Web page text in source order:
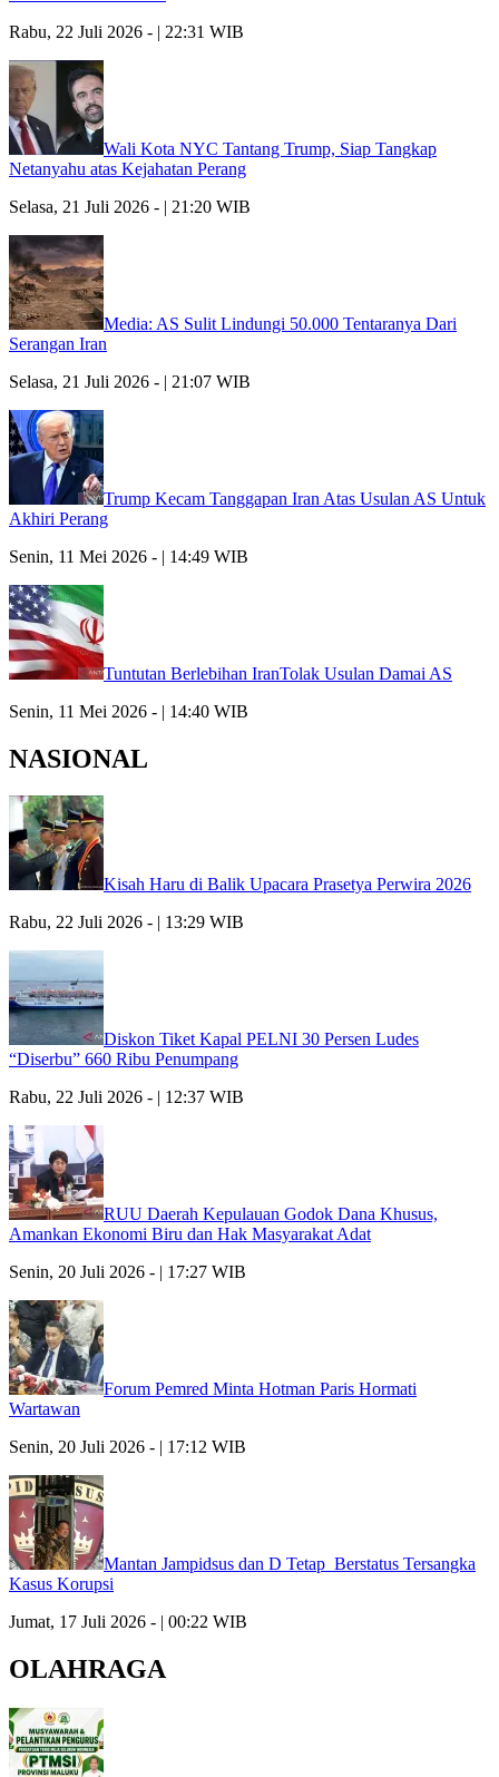
Rabu, 22 Juli 2026 - | 22:31 WIB
Wali Kota NYC Tantang Trump, Siap Tangkap
Netanyahu atas Kejahatan Perang
Selasa, 21 Juli 2026 - | 21:20 WIB
Media: AS Sulit Lindungi 50.000 Tentaranya Dari
Serangan Iran
Selasa, 21 Juli 2026 - | 21:07 WIB
Trump Kecam Tanggapan Iran Atas Usulan AS Untuk
Akhiri Perang
Senin, 11 Mei 2026 - | 14:49 WIB
Tuntutan Berlebihan IranTolak Usulan Damai AS
Senin, 11 Mei 2026 - | 14:40 WIB
NASIONAL
Kisah Haru di Balik Upacara Prasetya Perwira 2026
Rabu, 22 Juli 2026 - | 13:29 WIB
Diskon Tiket Kapal PELNI 30 Persen Ludes
“Diserbu” 660 Ribu Penumpang
Rabu, 22 Juli 2026 - | 12:37 WIB
RUU Daerah Kepulauan Godok Dana Khusus,
Amankan Ekonomi Biru dan Hak Masyarakat Adat
Senin, 20 Juli 2026 - | 17:27 WIB
Forum Pemred Minta Hotman Paris Hormati
Wartawan
Senin, 20 Juli 2026 - | 17:12 WIB
Mantan Jampidsus dan D Tetap Berstatus Tersangka
Kasus Korupsi
Jumat, 17 Juli 2026 - | 00:22 WIB
OLAHRAGA